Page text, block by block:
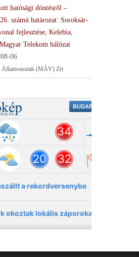
hatósági döntésről –
számú határozat: Soroksár-
fejlesztése, Kelebia,
Telekom hálózat
06
Államvasutak (MÁV) Zrt.